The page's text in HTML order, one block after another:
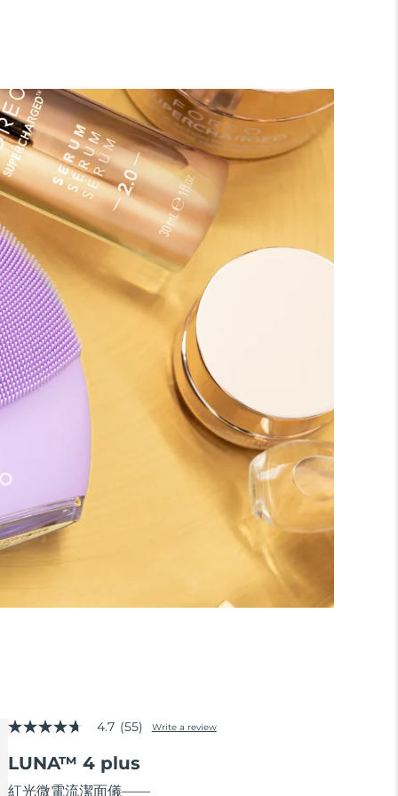
4.7
of
stars,
4.7 (55) Write a review
LUNA™ 4 plus
紅光微電流潔面儀——